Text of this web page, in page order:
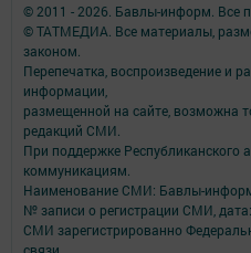
© 2011 - 2026. Бавлы-информ. Все
© ТАТМЕДИА. Все материалы,
законом.
Перепечатка, воспроизведение и
информации,
размещенной на сайте, возможна
редакций СМИ.
При поддержке Республиканского
коммуникациям.
Наименование СМИ: Бавлы-
№ записи о регистрации СМИ,
СМИ зарегистрированно
связи,